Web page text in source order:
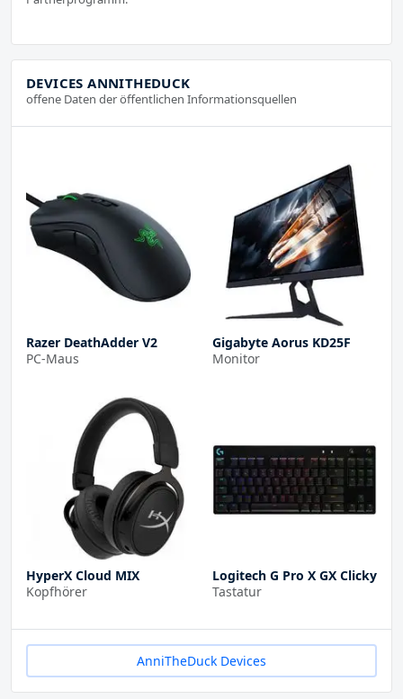
DEVICES ANNITHEDUCK
offene Daten der öffentlichen Informationsquellen
Razer DeathAdder V2
PC-Maus
Gigabyte Aorus KD25F
Monitor
HyperX Cloud MIX
Kopfhörer
Logitech G Pro X GX Clicky
Tastatur
AnniTheDuck Devices